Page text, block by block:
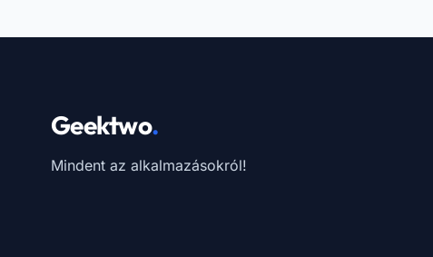
Geektwo.
Mindent az alkalmazásokról!